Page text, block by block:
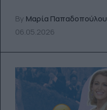
By Μαρία Παπαδοπούλου
06.05.2026